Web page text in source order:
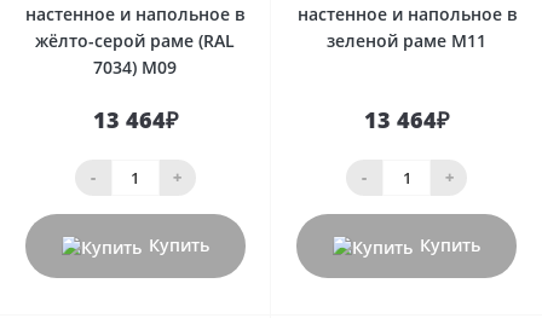
настенное и напольное в
жёлто-серой раме (RAL
7034) М09
13 464₽
- +
Купить
настенное и напольное в
зеленой раме М11
13 464₽
- +
Купить